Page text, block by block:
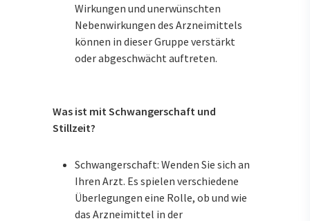
Wirkungen und unerwünschten
Nebenwirkungen des Arzneimittels
können in dieser Gruppe verstärkt
oder abgeschwächt auftreten.
Was ist mit Schwangerschaft und
Stillzeit?
Schwangerschaft: Wenden Sie sich an
Ihren Arzt. Es spielen verschiedene
Überlegungen eine Rolle, ob und wie
das Arzneimittel in der